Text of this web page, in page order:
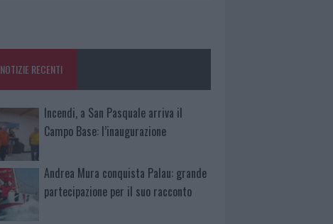
NOTIZIE RECENTI
Incendi, a San Pasquale arriva il
Campo Base: l’inaugurazione
Andrea Mura conquista Palau: grande
partecipazione per il suo racconto